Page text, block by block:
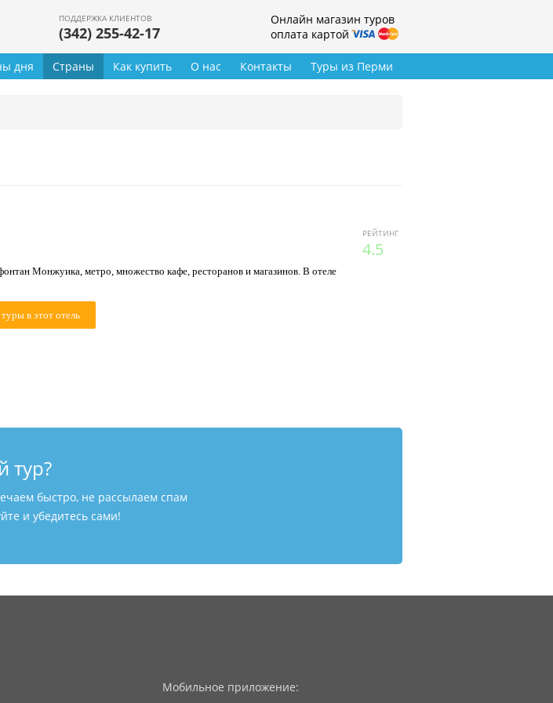
ПОДДЕРЖКА КЛИЕНТОВ
(342) 255-42-17
Онлайн магазин туров
оплата картой
Туры из Перми
дня Страны Как купить О нас Контакты
РЕЙТИНГ
4.5
Монжуика, метро, множество кафе, ресторанов и магазинов. В отеле
в этот отель
тур?
быстро, не рассылаем спам
и убедитесь сами!
Мобильное приложение: